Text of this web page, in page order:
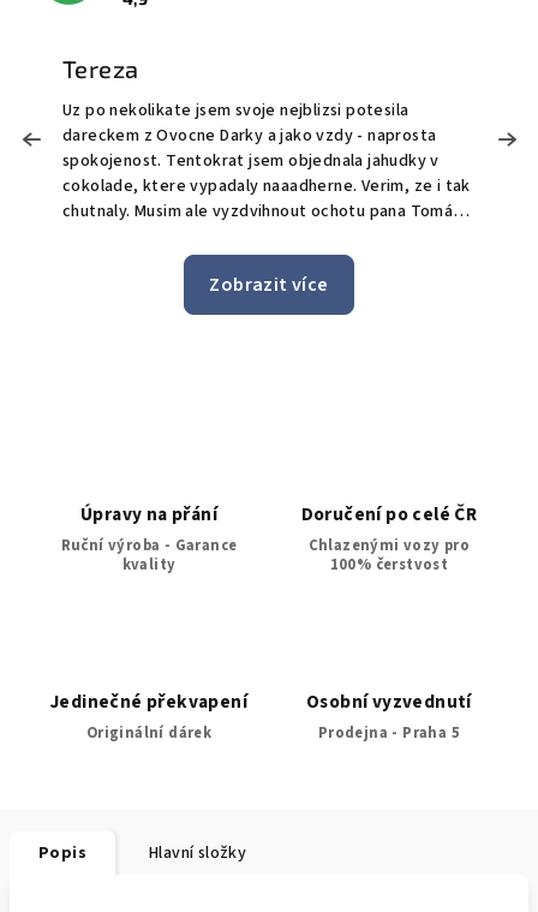
Tereza
Uz po nekolikate jsem svoje nejblizsi potesila
dareckem z Ovocne Darky a jako vzdy - naprosta
spokojenost. Tentokrat jsem objednala jahudky v
cokolade, ktere vypadaly naaadherne. Verim, ze i tak
chutnaly. Musim ale vyzdvihnout ochotu pana Tomáše
i po uplynuti bezne doby pro objednavky, ktere maji
brzy urcite spolu udelame nekomu dalsimu radost.
Zobrazit více
Úpravy na přání
Ruční výroba - Garance
kvality
Doručení po celé ČR
Chlazenými vozy pro
100% čerstvost
Jedinečné překvapení
Originální dárek
Osobní vyzvednutí
Prodejna - Praha 5
Popis Hlavní složky